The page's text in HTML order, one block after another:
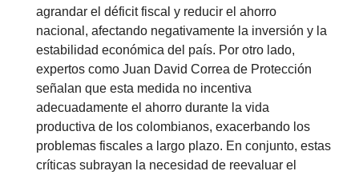
agrandar el déficit fiscal y reducir el ahorro
nacional, afectando negativamente la inversión y la
estabilidad económica del país. Por otro lado,
expertos como Juan David Correa de Protección
señalan que esta medida no incentiva
adecuadamente el ahorro durante la vida
productiva de los colombianos, exacerbando los
problemas fiscales a largo plazo. En conjunto, estas
críticas subrayan la necesidad de reevaluar el